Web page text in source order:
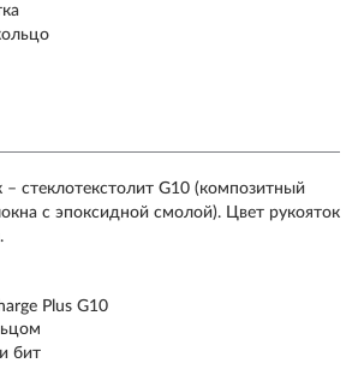
– стеклотекстолит G10 (композитный
с эпоксидной смолой). Цвет рукояток
Рlus G10
бит